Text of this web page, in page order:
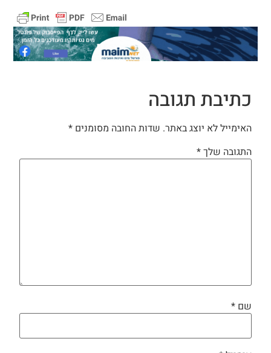
כתיבת תגובה
האימייל לא יוצג באתר. שדות החובה מסומנים *
התגובה שלך*
שם *